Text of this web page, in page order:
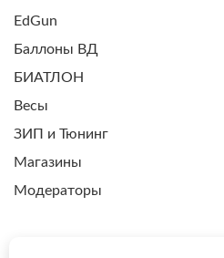
EdGun
Баллоны ВД
БИАТЛОН
Весы
ЗИП и Тюнинг
Магазины
Модераторы